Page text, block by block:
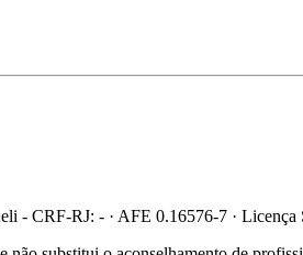
- CRF-RJ: - · AFE 0.16576-7 ·